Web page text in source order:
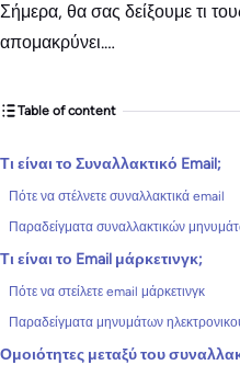
Σήμερα, θα σας δείξουμε τι
απομακρύνει.…
Table of content
Τι είναι το Συναλλακτικό Email;
Πότε να στέλνετε συναλλακτικά email
Παραδείγματα συναλλακτικών
Τι είναι το Email μάρκετινγκ;
Πότε να στείλετε email μάρκετινγκ
Παραδείγματα μηνυμάτων
Ομοιότητες μεταξύ του